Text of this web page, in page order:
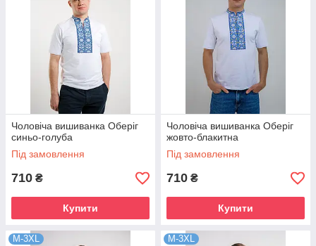
Чоловіча вишиванка Оберіг
синьо-голуба
Під замовлення
710 ₴
Купити
Чоловіча вишиванка Оберіг
жовто-блакитна
Під замовлення
710 ₴
Купити
M-3XL M-3XL